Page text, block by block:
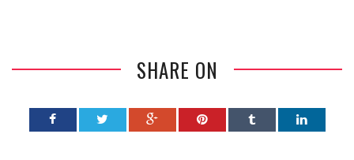
SHARE ON